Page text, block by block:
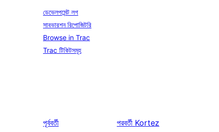
ডেভেলপমেন্ট লগ
সাবভারশন রিপোজিটরি
Browse in Trac
Trac টিকিটসমূহ
পূর্ববর্তী
পরবর্তী Kortez